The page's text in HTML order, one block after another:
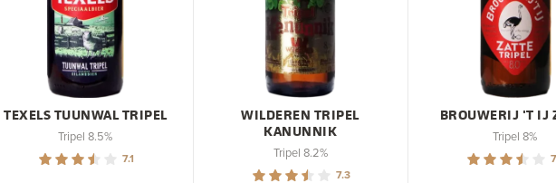
TEXELS TUUNWAL TRIPEL
Tripel 8.5%
7.1
WILDEREN TRIPEL
KANUNNIK
Tripel 8.2%
7.3
BROUWERIJ 'T IJ
Tripel 8%